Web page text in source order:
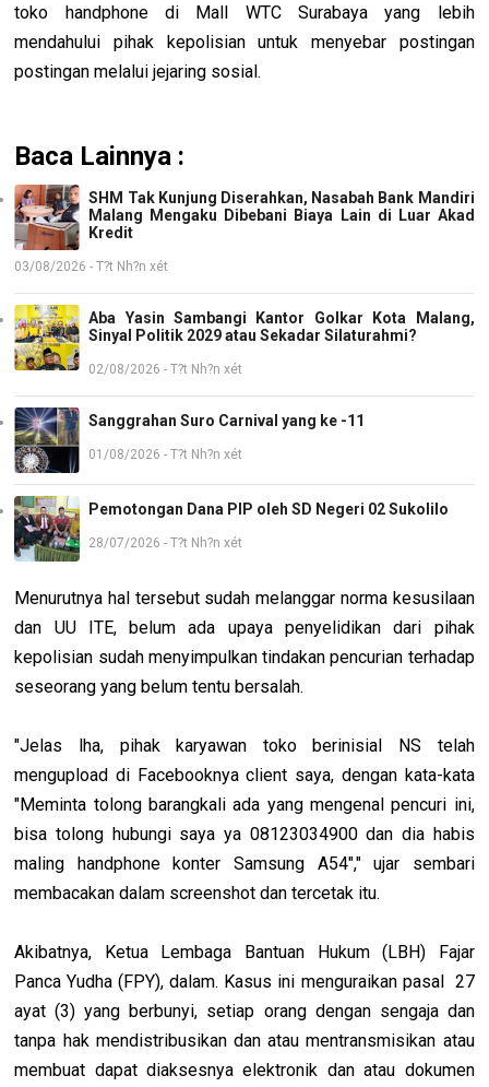
toko handphone di Mall WTC Surabaya yang lebih
mendahului pihak kepolisian untuk menyebar postingan
postingan melalui jejaring sosial.
Baca Lainnya :
SHM Tak Kunjung Diserahkan, Nasabah Bank Mandiri
Malang Mengaku Dibebani Biaya Lain di Luar Akad
Kredit
03/08/2026 - T?t Nh?n xét
Aba Yasin Sambangi Kantor Golkar Kota Malang,
Sinyal Politik 2029 atau Sekadar Silaturahmi?
02/08/2026 - T?t Nh?n xét
Sanggrahan Suro Carnival yang ke -11
01/08/2026 - T?t Nh?n xét
Pemotongan Dana PIP oleh SD Negeri 02 Sukolilo
28/07/2026 - T?t Nh?n xét
Menurutnya hal tersebut sudah melanggar norma kesusilaan
dan UU ITE, belum ada upaya penyelidikan dari pihak
kepolisian sudah menyimpulkan tindakan pencurian terhadap
seseorang yang belum tentu bersalah.
"Jelas lha, pihak karyawan toko berinisial NS telah
mengupload di Facebooknya client saya, dengan kata-kata
"Meminta tolong barangkali ada yang mengenal pencuri ini,
bisa tolong hubungi saya ya 08123034900 dan dia habis
maling handphone konter Samsung A54"," ujar sembari
membacakan dalam screenshot dan tercetak itu.
Akibatnya, Ketua Lembaga Bantuan Hukum (LBH) Fajar
Panca Yudha (FPY), dalam. Kasus ini menguraikan pasal 27
ayat (3) yang berbunyi, setiap orang dengan sengaja dan
tanpa hak mendistribusikan dan atau mentransmisikan atau
membuat dapat diaksesnya elektronik dan atau dokumen